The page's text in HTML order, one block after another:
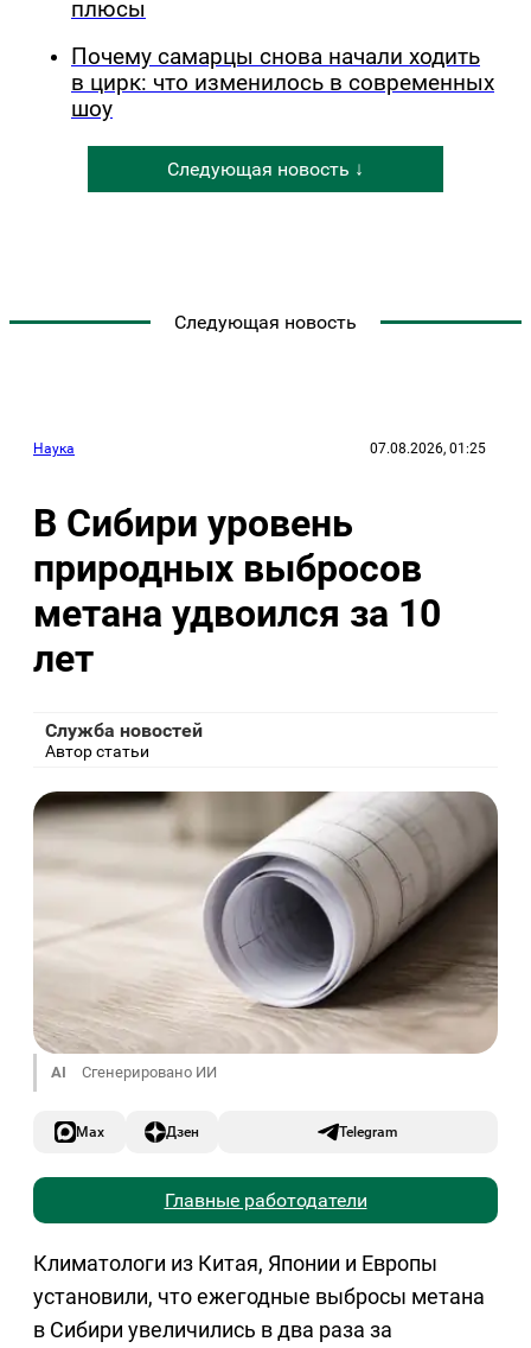
плюсы
Почему самарцы снова начали ходить
в цирк: что изменилось в современных
шоу
Следующая новость ↓
Следующая новость
Наука 07.08.2026, 01:25
В Сибири уровень
природных выбросов
метана удвоился за 10
лет
Служба новостей
Автор статьи
AI Сгенерировано ИИ
Max Дзен Telegram
Главные работодатели
Климатологи из Китая, Японии и Европы
установили, что ежегодные выбросы метана
в Сибири увеличились в два раза за